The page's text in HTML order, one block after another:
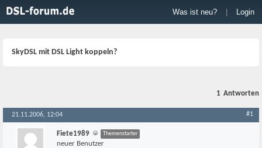
Was ist neu? Login
SkyDSL mit DSL Light koppeln?
1 Antworten
21.11.2006, 12:04 #1
Fiete1989 Themenstarter
neuer Benutzer